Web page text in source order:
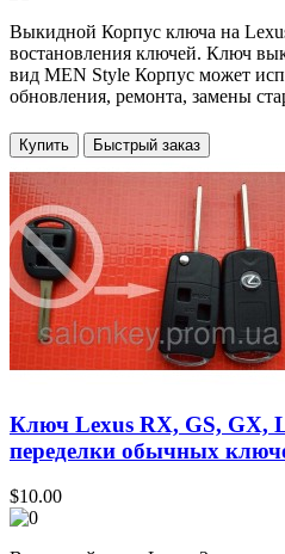
Выкидной Корпус ключа на
востановления ключей. Ключ
вид MEN Style Корпус может
обновления, ремонта, замены
Купить
Ключ Lexus RX, GS, GX,
переделки обычных
$10.00